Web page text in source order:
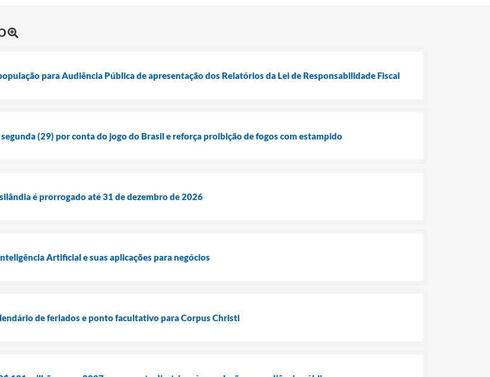
para Audiência Pública de apresentação dos Relatórios da Lei de Responsabilidade Fiscal
(29) por conta do jogo do Brasil e reforça proibição de fogos com estampido
é prorrogado até 31 de dezembro de 2026
Artificial e suas aplicações para negócios
de feriados e ponto facultativo para Corpus Christi